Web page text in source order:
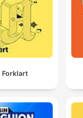
Forklart